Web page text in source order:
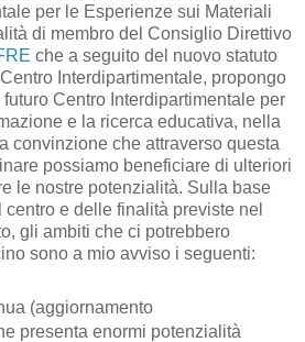
per le Esperienze sui Materiali
di membro del Consiglio Direttivo
che a seguito del nuovo statuto
Interdipartimentale, propongo
Centro Interdipartimentale per
e la ricerca educativa, nella
convinzione che attraverso questa
possiamo beneficiare di ulteriori
le nostre potenzialità. Sulla base
e delle finalità previste nel
gli ambiti che ci potrebbero
sono a mio avviso i seguenti:
(aggiornamento
presenta enormi potenzialità